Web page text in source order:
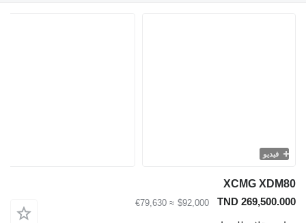
XCMG
TND
$92,000
≈ €79,630